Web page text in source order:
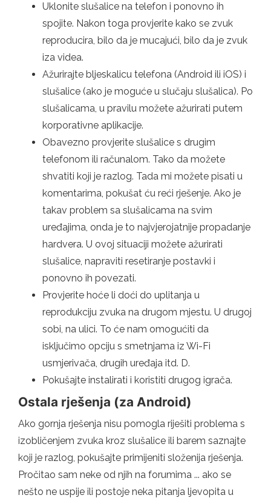
Uklonite slušalice na telefon i ponovno ih
spojite. Nakon toga provjerite kako se zvuk
reproducira, bilo da je mucajući, bilo da je zvuk
iza videa.
Ažurirajte bljeskalicu telefona (Android ili iOS) i
slušalice (ako je moguće u slučaju slušalica). Po
slušalicama, u pravilu možete ažurirati putem
korporativne aplikacije.
Obavezno provjerite slušalice s drugim
telefonom ili računalom. Tako da možete
shvatiti koji je razlog. Tada mi možete pisati u
komentarima, pokušat ću reći rješenje. Ako je
takav problem sa slušalicama na svim
uređajima, onda je to najvjerojatnije propadanje
hardvera. U ovoj situaciji možete ažurirati
slušalice, napraviti resetiranje postavki i
ponovno ih povezati.
Provjerite hoće li doći do uplitanja u
reprodukciju zvuka na drugom mjestu. U drugoj
sobi, na ulici. To će nam omogućiti da
isključimo opciju s smetnjama iz Wi-Fi
usmjerivača, drugih uređaja itd. D.
Pokušajte instalirati i koristiti drugog igrača.
Ostala rješenja (za Android)
Ako gornja rješenja nisu pomogla riješiti problema s
izobličenjem zvuka kroz slušalice ili barem saznajte
koji je razlog, pokušajte primijeniti složenija rješenja.
Pročitao sam neke od njih na forumima ... ako se
nešto ne uspije ili postoje neka pitanja ljevopita u